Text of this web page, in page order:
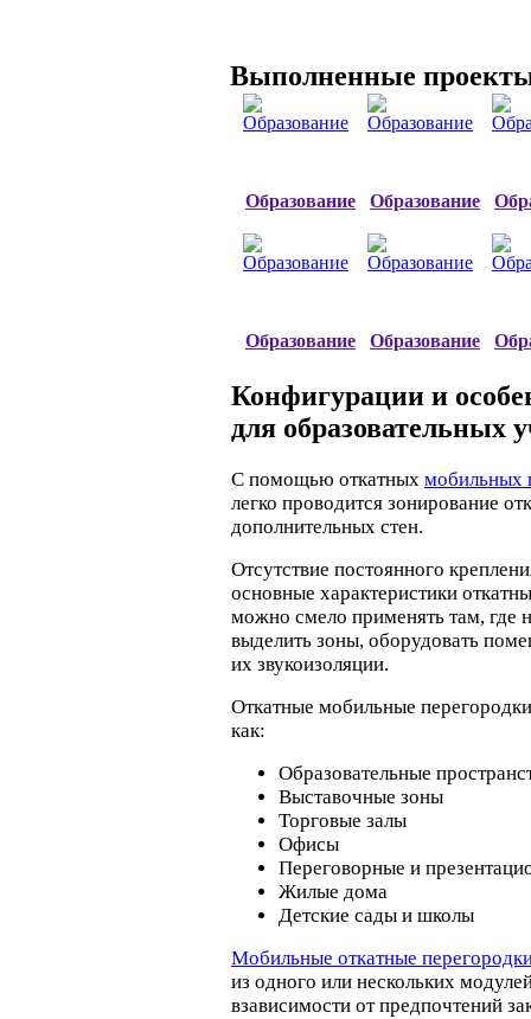
Выполненные
Образование Образование
Образование Образование
Конфигурации и
для образовательных
С помощью откатных мобильных
легко проводится зонирование
дополнительных стен.
Отсутствие постоянного
основные характеристики
можно смело применять там, где
выделить зоны, оборудовать
их звукоизоляции.
Откатные мобильные
как:
Образовательные
Выставочные зоны
Торговые залы
Офисы
Переговорные и
Жилые дома
Детские сады и школы
Мобильные откатные
из одного или нескольких
взависимости от предпочтений